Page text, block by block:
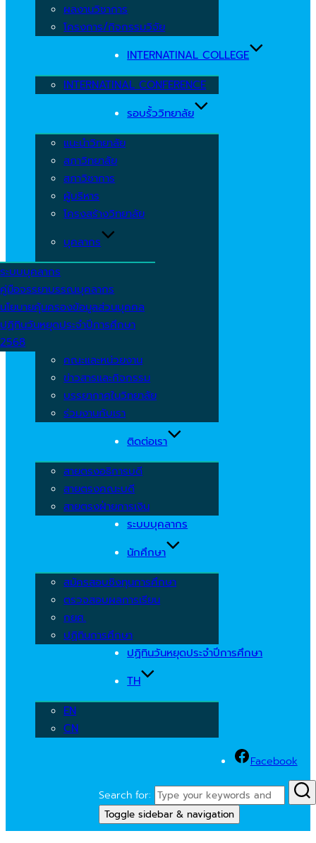
ผลงานวิชาการ
โครงการ/กิจกรรมวิจัย
INTERNATINAL COLLEGE
INTERNATINAL CONFERENCE
รอบรั้ววิทยาลัย
แนะนำวิทยาลัย
สภาวิทยาลัย
สภาวิชาการ
ผู้บริหาร
โครงสร้างวิทยาลัย
บุคลากร
ระบบบุคลากร
คู่มือจรรยาบรรณบุคลากร
นโยบายคุ้มครองข้อมูลส่วนบุคคล
ปฏิทินวันหยุดประจำปีการศึกษา
2568
คณะและหน่วยงาน
ข่าวสารและกิจกรรม
บรรยากาศในวิทยาลัย
ร่วมงานกับเรา
ติดต่อเรา
สายตรงอธิการบดี
สายตรงคณะบดี
สายตรงฝ่ายการเงิน
ระบบบุคลากร
นักศึกษา
สมัครสอบชิงทุนการศึกษา
ตรวจสอบผลการเรียน
กยศ.
ปฏิทินการศึกษา
ปฏิทินวันหยุดประจำปีการศึกษา
TH
EN
CN
Facebook
Search for:
Toggle sidebar & navigation